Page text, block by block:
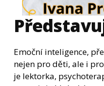
Emoční inteligence,
nejen pro děti, ale i
je lektorka,